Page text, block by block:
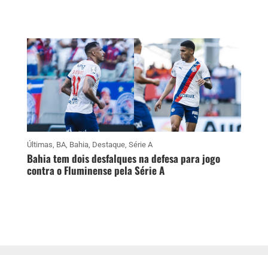
Últimas BA, Bahia Destaque, Série A
Bahia tem dois desfalques na defesa para jogo
contra o Fluminense pela Série A